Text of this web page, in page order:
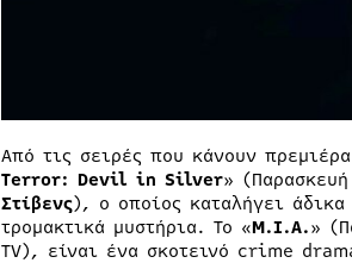
Από τις σειρές που κάνουν
Terror: Devil in Silver»
Στίβενς), ο οποίος καταλήγει άδικα
τρομακτικά μυστήρια. Το «M.I.A.»
TV), είναι ένα σκοτεινό crime